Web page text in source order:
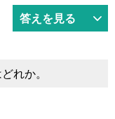
答えを見る
れか。